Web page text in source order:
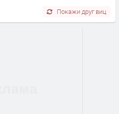
Покажи друг виц